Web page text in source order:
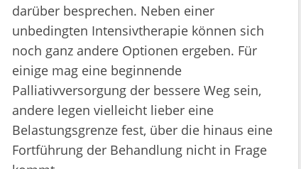
darüber besprechen. Neben einer
unbedingten Intensivtherapie können sich
noch ganz andere Optionen ergeben. Für
einige mag eine beginnende
Palliativversorgung der bessere Weg sein,
andere legen vielleicht lieber eine
Belastungsgrenze fest, über die hinaus eine
Fortführung der Behandlung nicht in Frage